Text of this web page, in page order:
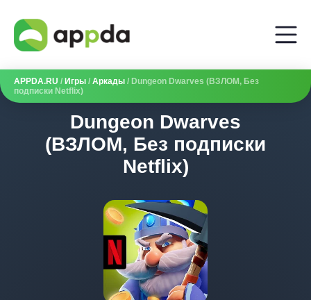
APPDA.RU / Игры / Аркады / Dungeon Dwarves (ВЗЛОМ, Без
подписки Netflix)
Dungeon Dwarves
(ВЗЛОМ, Без подписки
Netflix)